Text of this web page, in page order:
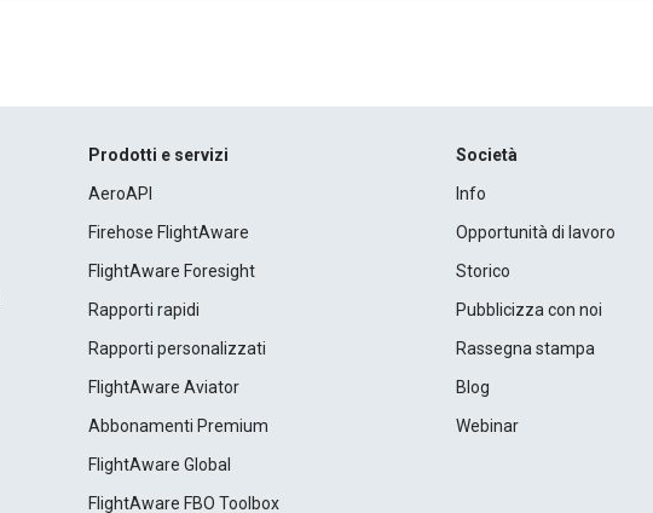
Prodotti e servizi
AeroAPI
Firehose FlightAware
FlightAware Foresight
Rapporti rapidi
Rapporti personalizzati
FlightAware Aviator
Abbonamenti Premium
FlightAware Global
FlightAware FBO Toolbox
Società
Info
Opportunità di lavoro
Storico
Pubblicizza con noi
Rassegna stampa
Blog
Webinar